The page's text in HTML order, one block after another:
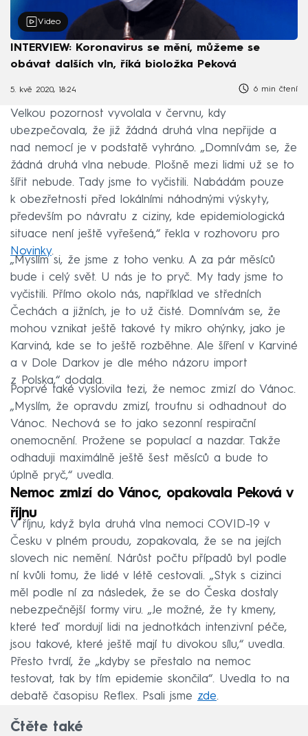
Video
INTERVIEW: Koronavirus se mění, můžeme se
obávat dalších vln, říká bioložka Peková
5. kvě 2020, 18:24 6 min čtení
Velkou pozornost vyvolala v červnu, kdy
ubezpečovala, že již žádná druhá vlna nepřijde a
nad nemocí je v podstatě vyhráno. „Domnívám se, že
žádná druhá vlna nebude. Plošně mezi lidmi už se to
šířit nebude. Tady jsme to vyčistili. Nabádám pouze
k obezřetnosti před lokálními náhodnými výskyty,
především po návratu z ciziny, kde epidemiologická
situace není ještě vyřešená,“ řekla v rozhovoru pro
Novinky.
„Myslím si, že jsme z toho venku. A za pár měsíců
bude i celý svět. U nás je to pryč. My tady jsme to
vyčistili. Přímo okolo nás, například ve středních
Čechách a jižních, je to už čisté. Domnívám se, že
mohou vznikat ještě takové ty mikro ohýnky, jako je
Karviná, kde se to ještě rozběhne. Ale šíření v Karviné
a v Dole Darkov je dle mého názoru import
z Polska,“ dodala.
Poprvé také vyslovila tezi, že nemoc zmizí do Vánoc.
„Myslím, že opravdu zmizí, troufnu si odhadnout do
Vánoc. Nechová se to jako sezonní respirační
onemocnění. Prožene se populací a nazdar. Takže
odhaduji maximálně ještě šest měsíců a bude to
úplně pryč,“ uvedla.
Nemoc zmizí do Vánoc, opakovala Peková v
říjnu
V říjnu, když byla druhá vlna nemoci COVID-19 v
Česku v plném proudu, zopakovala, že se na jejích
slovech nic nemění. Nárůst počtu případů byl podle
ní kvůli tomu, že lidé v létě cestovali. „Styk s cizinci
měl podle ní za následek, že se do Česka dostaly
nebezpečnější formy viru. „Je možné, že ty kmeny,
které teď mordují lidi na jednotkách intenzivní péče,
jsou takové, které ještě mají tu divokou sílu,“ uvedla.
Přesto tvrdí, že „kdyby se přestalo na nemoc
testovat, tak by tím epidemie skončila“. Uvedla to na
debatě časopisu Reflex. Psali jsme zde.
Čtěte také